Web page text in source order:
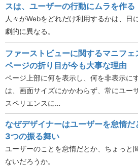
スは、ユーザーの行動にムラを作る
人々がWebをどれだけ利用するかは、日
劇的に異なる。
ファーストビューに関するマニフェ
ページの折り目が今も大事な理由
ページ上部に何を表示し、何を非表示に
は、画面サイズにかかわらず、常にユー
スペリエンスに…
なぜデザイナーはユーザーを怠惰
3つの振る舞い
ユーザーのことを怠惰だとか、ちょっと
ないだろうか。